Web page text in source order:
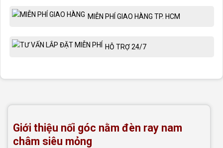
MIỄN PHÍ GIAO HÀNG TP. HCM
HỖ TRỢ 24/7
Giới thiệu nối góc nằm đèn ray nam
châm siêu mỏng